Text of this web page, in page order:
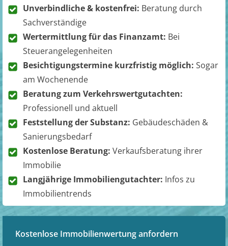
Unverbindliche & kostenfrei: Beratung durch
Sachverständige
Wertermittlung für das Finanzamt: Bei
Steuerangelegenheiten
Besichtigungstermine kurzfristig möglich: Sogar
am Wochenende
Beratung zum Verkehrswertgutachten:
Professionell und aktuell
Feststellung der Substanz: Gebäudeschäden &
Sanierungsbedarf
Kostenlose Beratung: Verkaufsberatung ihrer
Immobilie
Langjährige Immobiliengutachter: Infos zu
Immobilientrends
Kostenlose Immobilienwertung anfordern